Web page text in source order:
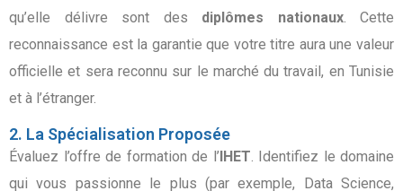
qu’elle délivre sont des diplômes nationaux. Cette
reconnaissance est la garantie que votre titre aura une valeur
officielle et sera reconnu sur le marché du travail, en Tunisie
et à l’étranger.
2. La Spécialisation Proposée
Évaluez l’offre de formation de l’ IHET. Identifiez le domaine
qui vous passionne le plus (par exemple, Data Science,